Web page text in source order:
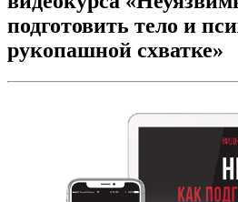
подготовить тело и
рукопашной схватке»